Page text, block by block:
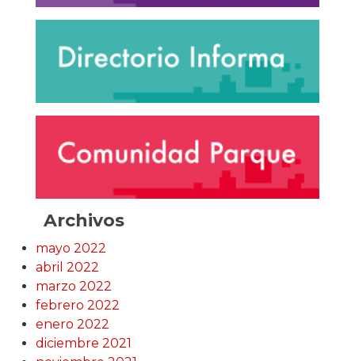
Archivos
mayo 2022
abril 2022
marzo 2022
febrero 2022
enero 2022
diciembre 2021